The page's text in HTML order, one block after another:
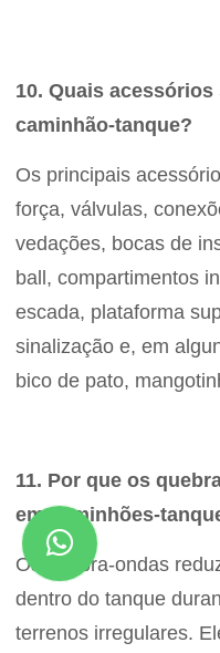
10. Quais
caminhão-tanque?
Os principais
força, válvulas,
vedações, bocas de
ball, compartimentos
escada, plataforma
sinalização e, em
bico de pato,
11. Por que os
em caminhões-
Os quebra-ondas
dentro do tanque
terrenos irregulares.